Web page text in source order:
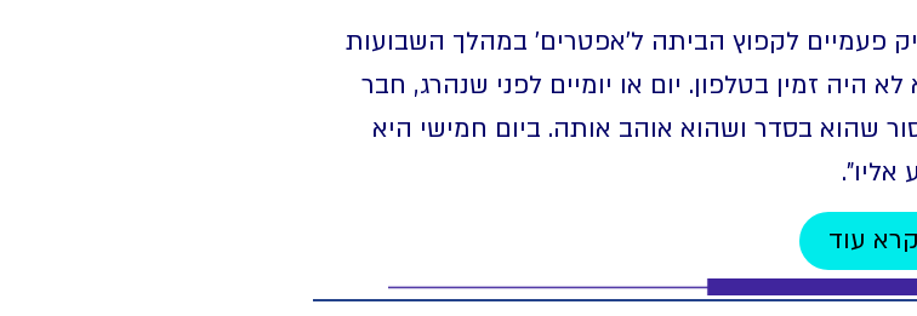
פעמיים לקפוץ הביתה ל'אפטרים' במהלך השבועות
היה זמין בטלפון. יום או יומיים לפני שנהרג, חבר
שהוא בסדר ושהוא אוהב אותה. ביום חמישי היא
קרא עוד